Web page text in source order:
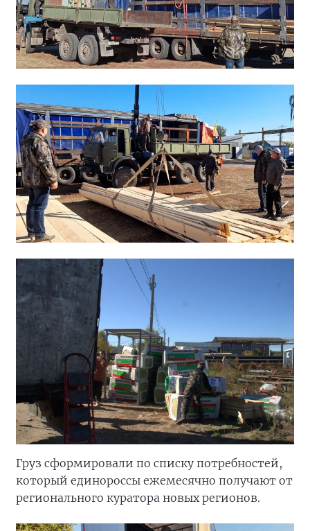
Груз сформировали по списку потребностей,
который единороссы ежемесячно получают от
регионального куратора новых регионов.